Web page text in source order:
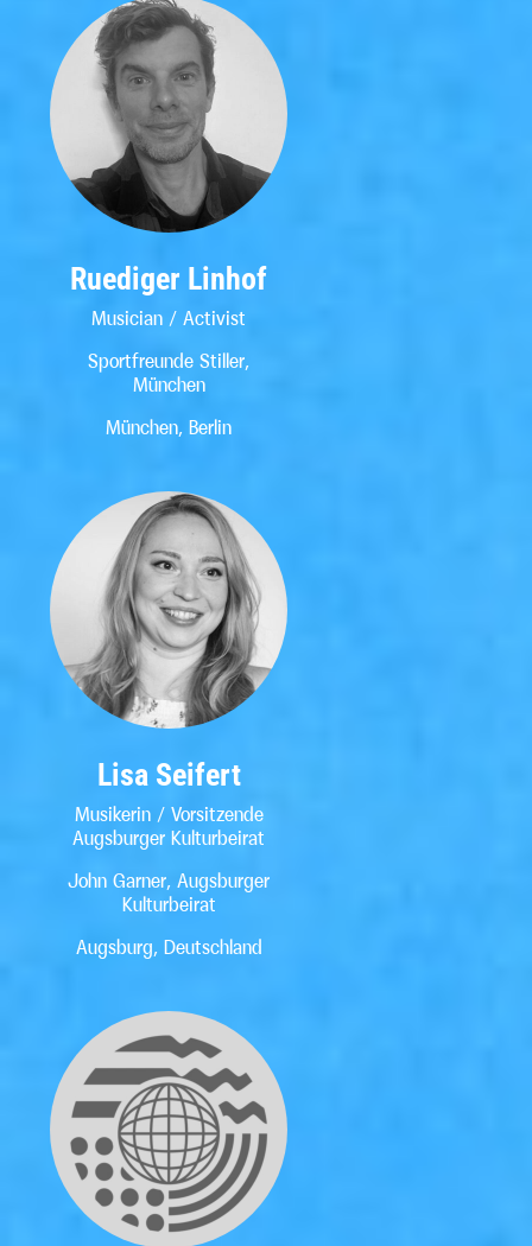
Ruediger Linhof
Musician / Activist
Sportfreunde Stiller,
München
München, Berlin
Lisa Seifert
Musikerin / Vorsitzende
Augsburger Kulturbeirat
John Garner, Augsburger
Kulturbeirat
Augsburg, Deutschland